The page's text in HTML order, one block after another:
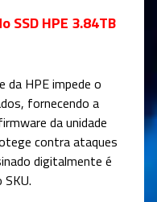
HPE 3.84TB
da HPE impede o
fornecendo a
da unidade
contra ataques
digitalmente é